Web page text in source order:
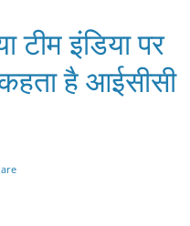
टीम इंडिया पर
कहता है आईसीसी